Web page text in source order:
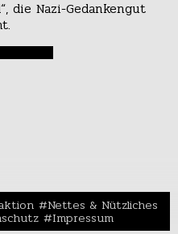
die Nazi-Gedankengut
Nettes & Nützliches
Impressum